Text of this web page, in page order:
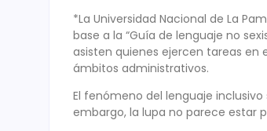
*La Universidad Nacional de La
base a la “Guía de lenguaje no
asisten quienes ejercen tareas
ámbitos administrativos.
El fenómeno del lenguaje
embargo, la lupa no parece estar